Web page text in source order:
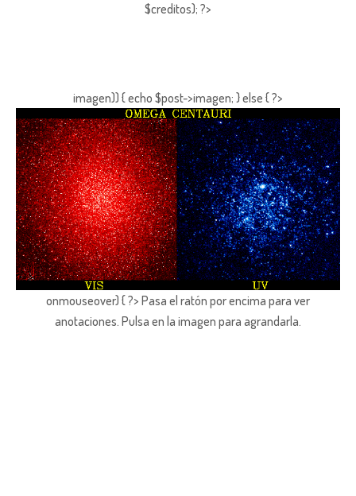
$creditos); ?>
imagen)) { echo $post->imagen; } else { ?>
onmouseover) { ?> Pasa el ratón por encima para ver
anotaciones. Pulsa en la imagen para agrandarla.